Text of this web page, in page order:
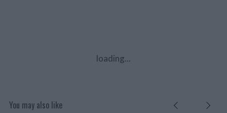
loading...
You may also like